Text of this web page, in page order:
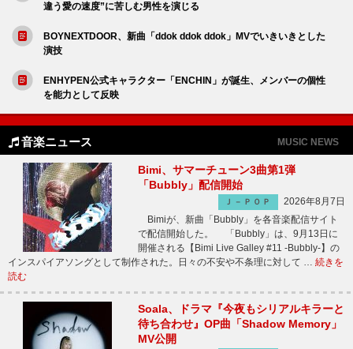
違う愛の速度”に苦しむ男性を演じる
BOYNEXTDOOR、新曲「ddok ddok ddok」MVでいきいきとした
演技
ENHYPEN公式キャラクター「ENCHIN」が誕生、メンバーの個性
を能力として反映
音楽ニュース MUSIC NEWS
Bimi、サマーチューン3曲第1弾
「Bubbly」配信開始
Ｊ－ＰＯＰ
2026年8月7日
Bimiが、新曲「Bubbly」を各音楽配信サイト
で配信開始した。 「Bubbly」は、9月13日に
開催される【Bimi Live Galley #11 -Bubbly-】の
インスパイアソングとして制作された。日々の不安や不条理に対して … 続きを
読む
Soala、ドラマ『今夜もシリアルキラーと
待ち合わせ』OP曲「Shadow Memory」
MV公開